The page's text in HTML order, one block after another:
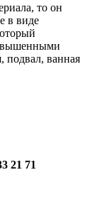
то он
в виде
подвал, ванная
21 71